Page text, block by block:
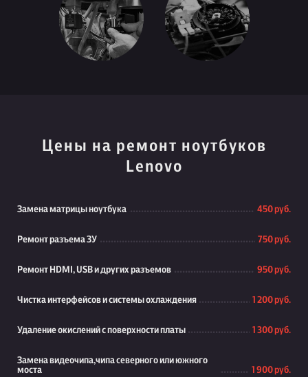
Цены на ремонт ноутбуков
Lenovo
Замена матрицы ноутбука 450 руб.
Ремонт разъема ЗУ 750 руб.
Ремонт HDMI, USB и других разъемов 950 руб.
Чистка интерфейсов и системы охлаждения 1 200 руб.
Удаление окислений с поверхности платы 1 300 руб.
Замена видеочипа,чипа северного или южного
моста
1 900 руб.